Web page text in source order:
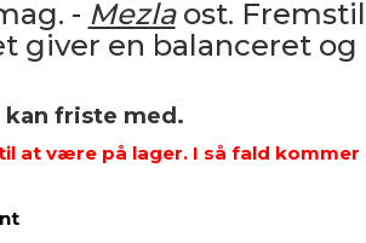
- Mezlaost.
en balanceret og
friste med.
at være på lager. I så fald kommer